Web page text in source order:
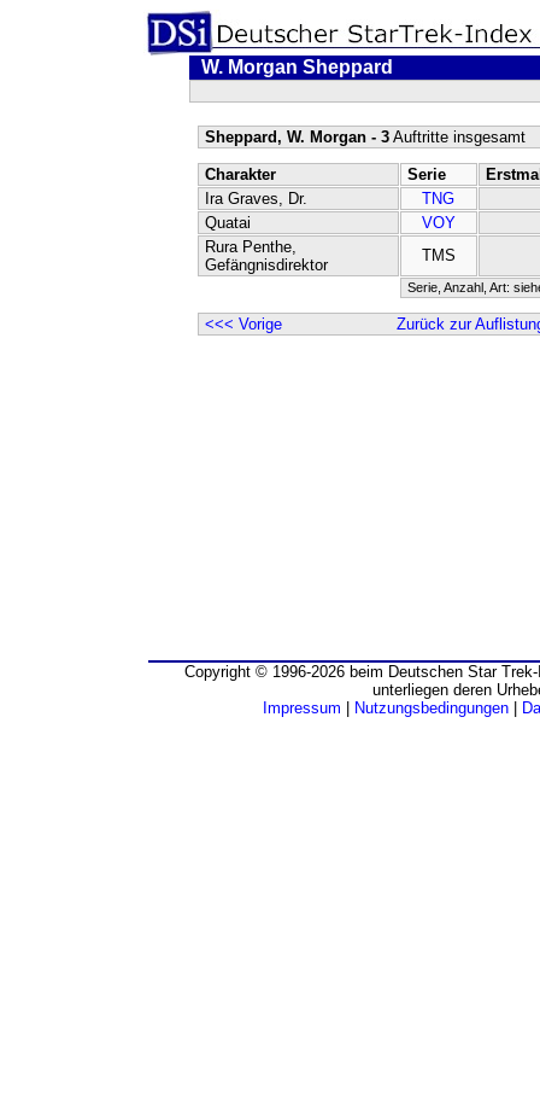
W. Morgan Sheppard
Sheppard, W. Morgan - 3Auftritte insgesamt
Charakter Serie
Ira Graves, Dr.
TNG
Quatai
VOY
Rura Penthe,
Gefängnisdirektor
TMS
Serie, Anzahl, Art:
<<< Vorige Zurück zur
Copyright © 1996-2026 beim Deutschen Star
unterliegen deren
Impressum
Nutzungsbedingungen